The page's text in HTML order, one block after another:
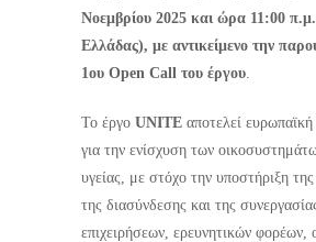
Νοεμβρίου 2025 και ώρα 11:00
Ελλάδας), με αντικείμενο την
1ου Open Call του έργου
Το έργο UNITE αποτελεί
για την ενίσχυση των
υγείας, με στόχο την υποστήριξη της
της διασύνδεσης και της
επιχειρήσεων, ερευνητικών φορέων,